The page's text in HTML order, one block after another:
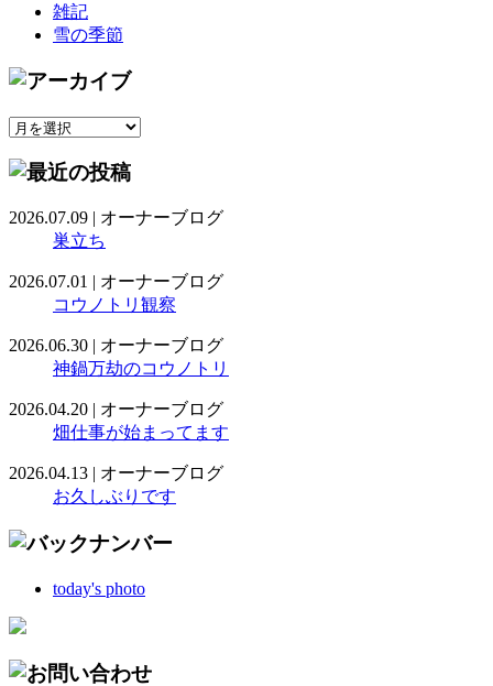
雑記
雪の季節
2026.07.09 | オーナーブログ
巣立ち
2026.07.01 | オーナーブログ
コウノトリ観察
2026.06.30 | オーナーブログ
神鍋万劫のコウノトリ
2026.04.20 | オーナーブログ
畑仕事が始まってます
2026.04.13 | オーナーブログ
お久しぶりです
today's photo